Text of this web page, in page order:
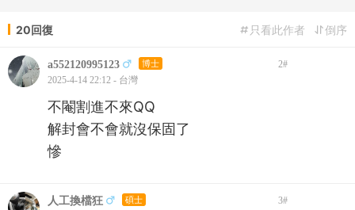
20回復 倒序
只看此作者
a552120995123 博士 2#
2025-4-14 22:12 - 台灣
不閹割進不來QQ
解封會不會就沒保固了
慘
人工換檔狂 碩士 3#